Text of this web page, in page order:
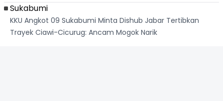
Sukabumi
KKU Angkot 09 Sukabumi Minta Dishub Jabar Tertibkan
Trayek Ciawi-Cicurug: Ancam Mogok Narik